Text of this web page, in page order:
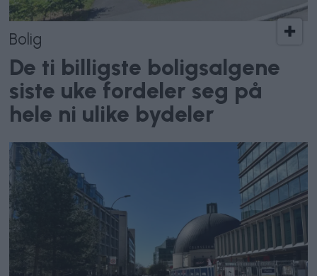
Bolig
De ti billigste boligsalgene
siste uke fordeler seg på
hele ni ulike bydeler